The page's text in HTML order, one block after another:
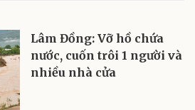
Lâm Đồng: Vỡ hồ chứa
nước, cuốn trôi 1 người và
nhiều nhà cửa